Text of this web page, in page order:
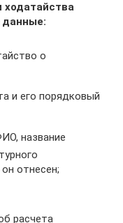
ходатайства
данные:
о
и его порядковый
название
отнесен;
расчета